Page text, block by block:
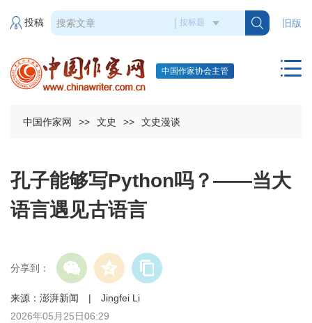
旧版
投稿
中国作家协会主管
中国作家网 >> 文史 >> 文史漫谈
孔子能够写Python吗？——当大
语言遇见古语言
分享到：
来源：澎湃新闻 | Jingfei Li
2026年05月25日06:29